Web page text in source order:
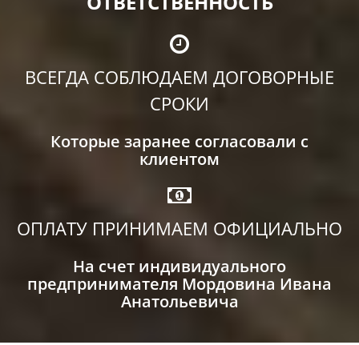
ВСЕГДА СОБЛЮДАЕМ ДОГОВОРНЫЕ
СРОКИ
Которые заранее согласовали с
клиентом
ОПЛАТУ ПРИНИМАЕМ ОФИЦИАЛЬНО
На счет индивидуального
предпринимателя Мордовина Ивана
Анатольевича